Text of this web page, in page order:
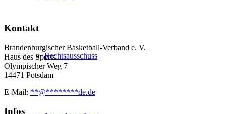
Rechtsausschuss
Kontakt
Brandenburgischer Basketball-Verband e. V.
Haus des Sports
Olympischer Weg 7
14471 Potsdam
E-Mail: **@********de.de
Infos